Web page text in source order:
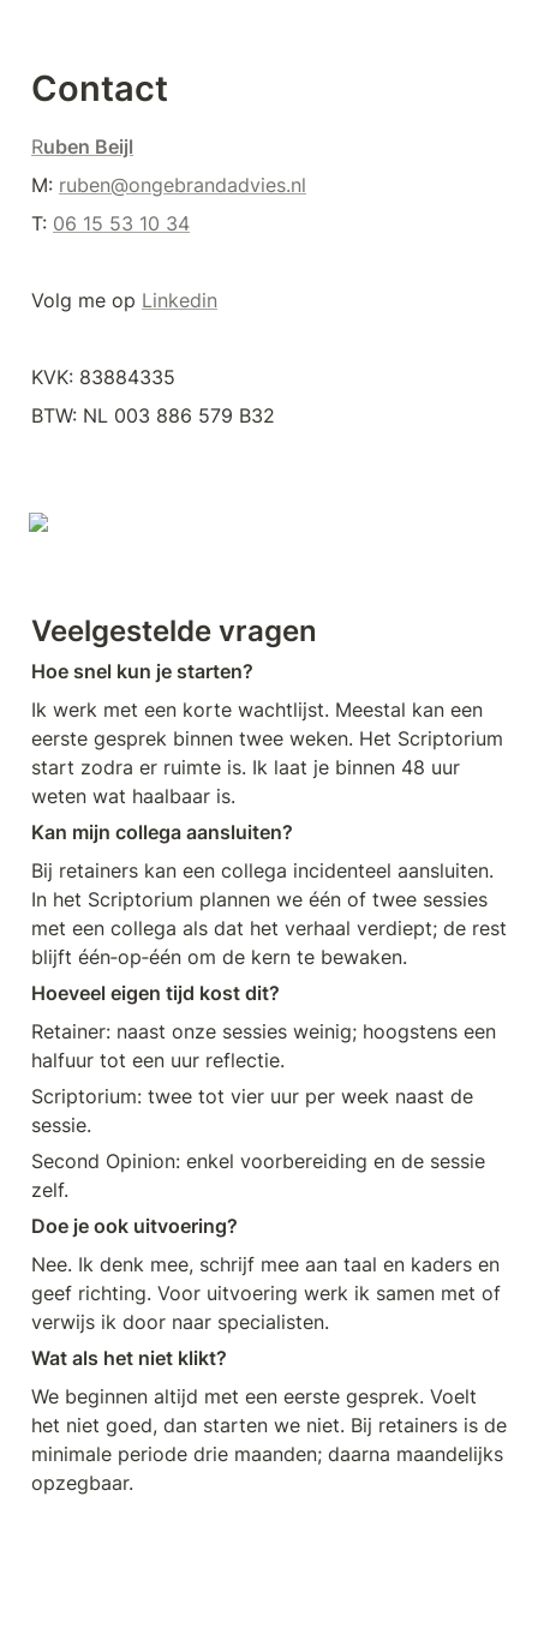
Contact
Ruben Beijl
M: ruben@ongebrandadvies.nl
T: 06 15 53 10 34
Volg me op Linkedin
KVK: 83884335
BTW: NL 003 886 579 B32
Veelgestelde vragen
Hoe snel kun je starten?
Ik werk met een korte wachtlijst. Meestal kan een
eerste gesprek binnen twee weken. Het Scriptorium
start zodra er ruimte is. Ik laat je binnen 48 uur
weten wat haalbaar is.
Kan mijn collega aansluiten?
Bij retainers kan een collega incidenteel aansluiten.
In het Scriptorium plannen we één of twee sessies
met een collega als dat het verhaal verdiept; de rest
blijft één‑op‑één om de kern te bewaken.
Hoeveel eigen tijd kost dit?
Retainer: naast onze sessies weinig; hoogstens een
halfuur tot een uur reflectie.
Scriptorium: twee tot vier uur per week naast de
sessie.
Second Opinion: enkel voorbereiding en de sessie
zelf.
Doe je ook uitvoering?
Nee. Ik denk mee, schrijf mee aan taal en kaders en
geef richting. Voor uitvoering werk ik samen met of
verwijs ik door naar specialisten.
Wat als het niet klikt?
We beginnen altijd met een eerste gesprek. Voelt
het niet goed, dan starten we niet. Bij retainers is de
minimale periode drie maanden; daarna maandelijks
opzegbaar.